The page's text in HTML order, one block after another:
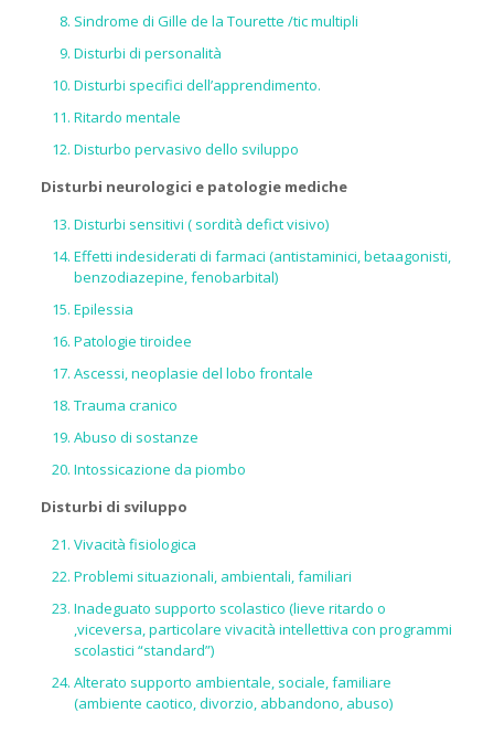
Sindrome di Gille de la Tourette /tic multipli
Disturbi di personalità
Disturbi specifici dell’apprendimento.
Ritardo mentale
Disturbo pervasivo dello sviluppo
Disturbi neurologici e patologie mediche
Disturbi sensitivi ( sordità defict visivo)
Effetti indesiderati di farmaci (antistaminici, betaagonisti,
benzodiazepine, fenobarbital)
Epilessia
Patologie tiroidee
Ascessi, neoplasie del lobo frontale
Trauma cranico
Abuso di sostanze
Intossicazione da piombo
Disturbi di sviluppo
Vivacità fisiologica
Problemi situazionali, ambientali, familiari
Inadeguato supporto scolastico (lieve ritardo o
,viceversa, particolare vivacità intellettiva con programmi
scolastici “standard”)
Alterato supporto ambientale, sociale, familiare
(ambiente caotico, divorzio, abbandono, abuso)